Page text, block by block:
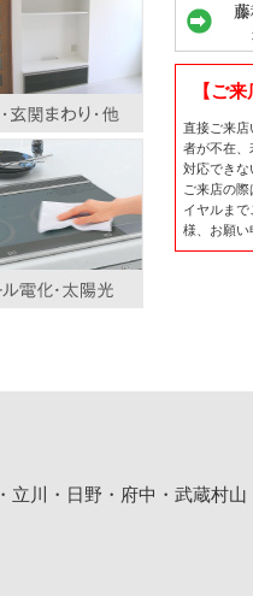
【ご
直接ご来店
者が不在、
対応できな
ご来店の
イヤルま
様、お願い
川・日野・府中・武蔵村山